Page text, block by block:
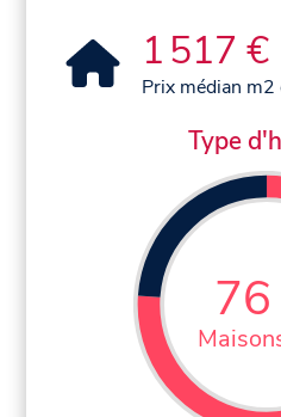
1 517 €
Prix médian
Type